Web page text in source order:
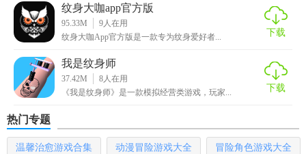
纹身大咖app官方版
95.33M 9人在用
纹身大咖App官方版是一款专为纹身爱好者...
下载
我是纹身师
37.42M 8人在用
《我是纹身师》是一款模拟经营类游戏，玩家...
下载
热门专题
温馨治愈游戏合集 动漫冒险游戏大全 冒险角色游戏大全